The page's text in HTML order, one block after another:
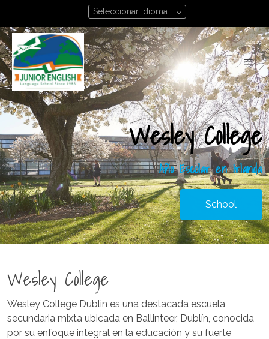
Seleccionar idioma
Wesley College
Año Escolar en Irlanda
School
Wesley College
Wesley College Dublin es una destacada escuela
secundaria mixta ubicada en Ballinteer, Dublín, conocida
por su enfoque integral en la educación y su fuerte